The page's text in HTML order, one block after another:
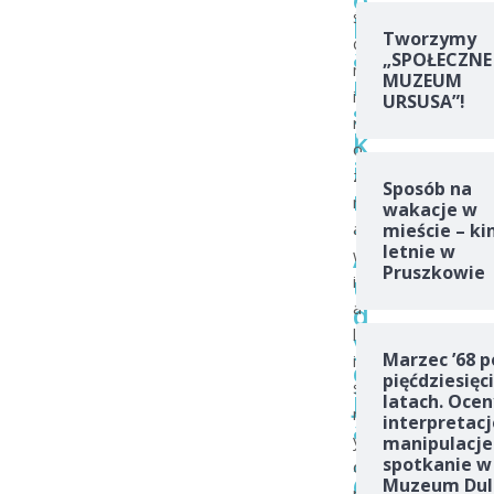
l
a
r
s
k
i
m
–
A
u
d
y
c
j
a
„
C
ś
ć
m
i
r
o
z
m
a
w
i
a
l
i
ś
m
y
o
Tworzymy
„SPOŁECZNE
MUZEUM
URSUSA”!
Sposób na
wakacje w
mieście –
letnie w
Pruszkowie
Marzec ’68
latach.
spotkanie w
Muzeum